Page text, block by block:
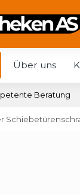
Über uns
Beratung